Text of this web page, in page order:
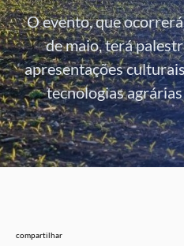
O evento, que
de maio, terá
apresentações
tecnologias
compartilhar